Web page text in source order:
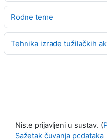
Rodne teme
Tehnika izrade tužilačkih
Niste prijavljeni u sustav. (
Sažetak čuvanja podataka